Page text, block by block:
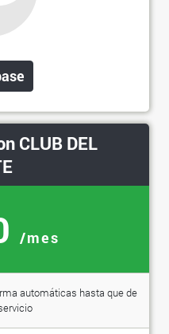
CLUB DEL
/mes
automáticas hasta que de